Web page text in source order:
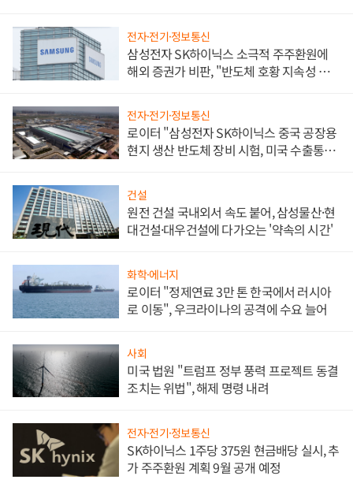
전자·전기·정보통신
삼성전자 SK하이닉스 소극적 주주환원에
해외 증권가 비판, "반도체 호황 지속성 의
전자·전기·정보통신
로이터 "삼성전자 SK하이닉스 중국 공장용
현지 생산 반도체 장비 시험, 미국 수출통제
건설
원전 건설 국내외서 속도 붙어, 삼성물산·현
대건설·대우건설에 다가오는 '약속의 시간'
화학·에너지
로이터 "정제연료 3만 톤 한국에서 러시아
로 이동", 우크라이나의 공격에 수요 늘어
사회
미국 법원 "트럼프 정부 풍력 프로젝트 동결
조치는 위법", 해제 명령 내려
전자·전기·정보통신
SK하이닉스 1주당 375원 현금배당 실시, 추
가 주주환원 계획 9월 공개 예정